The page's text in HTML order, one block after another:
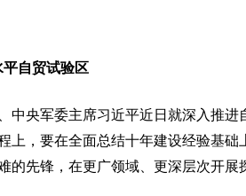
自贸试验区
中央军委主席习近平近日就深入推
上，要在全面总结十年建设经验基
的先锋，在更广领域、更深层次开